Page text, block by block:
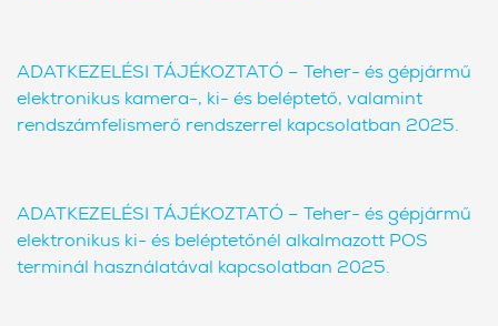
ADATKEZELÉSI TÁJÉKOZTATÓ – Teher- és gépjármű
elektronikus kamera-, ki- és beléptető, valamint
rendszámfelismerő rendszerrel kapcsolatban 2025.
ADATKEZELÉSI TÁJÉKOZTATÓ – Teher- és gépjármű
elektronikus ki- és beléptetőnél alkalmazott POS
terminál használatával kapcsolatban 2025.